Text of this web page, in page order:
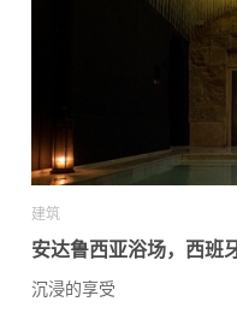
建筑
安达鲁西亚浴场，西
沉浸的享受